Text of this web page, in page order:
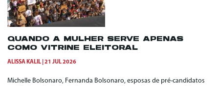
QUANDO A MULHER SERVE APENAS
COMO VITRINE ELEITORAL
ALISSA KALIL 21 JUL 2026
Michelle Bolsonaro, Fernanda Bolsonaro, esposas de pré-candidatos